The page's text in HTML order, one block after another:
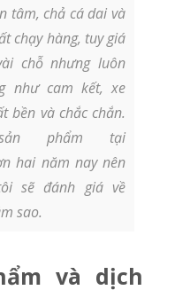
tâm, chả cá dai và
chạy hàng, tuy giá
chỗ nhưng luôn
như cam kết, xe
bền và chắc chắn.
phẩm tại
hai năm nay nên
sẽ đánh giá về
sao.
và dịch